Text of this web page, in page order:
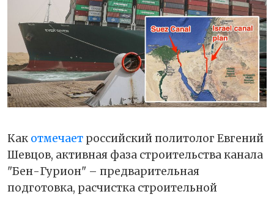
Как отмечает российский политолог Евгений
Шевцов, активная фаза строительства канала
"Бен-Гурион" – предварительная
подготовка, расчистка строительной